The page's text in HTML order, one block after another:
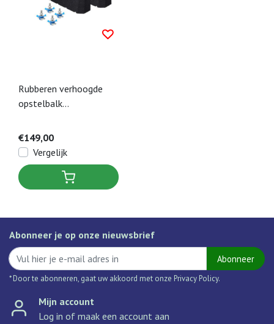
Rubberen verhoogde
opstelbalk
1000 mm incl.
bevestiging M8 x 40
mm (set a 2 stuks)
€149,00
Vergelijk
Abonneer je op onze nieuwsbrief
Abonneer
* Door te abonneren, gaat uw akkoord met onze Privacy Policy.
Mijn account
Log in of maak een account aan